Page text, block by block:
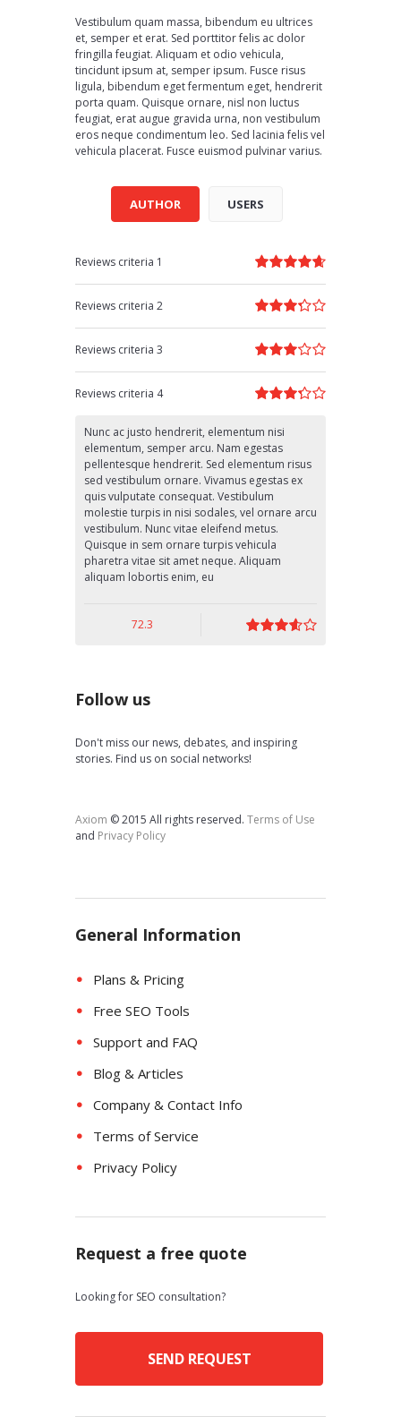
Vestibulum quam massa, bibendum eu ultrices
et, semper et erat. Sed porttitor felis ac dolor
fringilla feugiat. Aliquam et odio vehicula,
tincidunt ipsum at, semper ipsum. Fusce risus
ligula, bibendum eget fermentum eget, hendrerit
porta quam. Quisque ornare, nisl non luctus
feugiat, erat augue gravida urna, non vestibulum
eros neque condimentum leo. Sed lacinia felis vel
vehicula placerat. Fusce euismod pulvinar varius.
AUTHOR USERS
Reviews criteria 1
Reviews criteria 2
Reviews criteria 3
Reviews criteria 4
Nunc ac justo hendrerit, elementum nisi
elementum, semper arcu. Nam egestas
pellentesque hendrerit. Sed elementum risus
sed vestibulum ornare. Vivamus egestas ex
quis vulputate consequat. Vestibulum
molestie turpis in nisi sodales, vel ornare arcu
vestibulum. Nunc vitae eleifend metus.
Quisque in sem ornare turpis vehicula
pharetra vitae sit amet neque. Aliquam
aliquam lobortis enim, eu
72.3
Follow us
Don't miss our news, debates, and inspiring
stories. Find us on social networks!
Axiom © 2015 All rights reserved. Terms of Use
and Privacy Policy
General Information
Plans & Pricing
Free SEO Tools
Support and FAQ
Blog & Articles
Company & Contact Info
Terms of Service
Privacy Policy
Request a free quote
Looking for SEO consultation?
SEND REQUEST